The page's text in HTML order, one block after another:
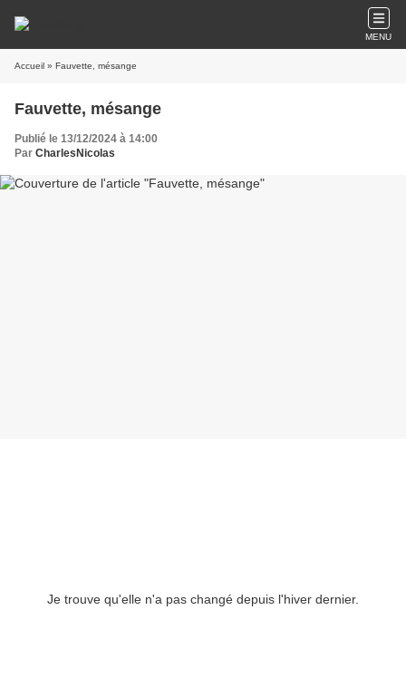
MENU
Accueil » Fauvette, mésange
Fauvette, mésange
Publié le 13/12/2024 à 14:00
Par CharlesNicolas
Je trouve qu'elle n'a pas changé depuis l'hiver dernier.